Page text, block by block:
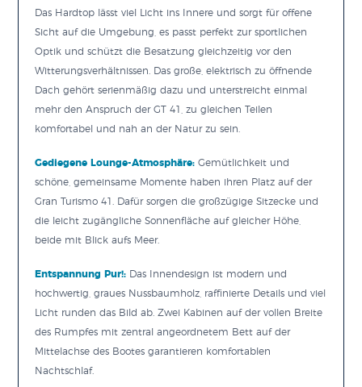
Das Hardtop lässt viel Licht ins Innere und sorgt für offene
Sicht auf die Umgebung, es passt perfekt zur sportlichen
Optik und schützt die Besatzung gleichzeitig vor den
Witterungsverhältnissen. Das große, elektrisch zu öffnende
Dach gehört serienmäßig dazu und unterstreicht einmal
mehr den Anspruch der GT 41, zu gleichen Teilen
komfortabel und nah an der Natur zu sein.
Gediegene Lounge-Atmosphäre: Gemütlichkeit und
schöne, gemeinsame Momente haben ihren Platz auf der
Gran Turismo 41. Dafür sorgen die großzügige Sitzecke und
die leicht zugängliche Sonnenfläche auf gleicher Höhe,
beide mit Blick aufs Meer.
Entspannung Pur!: Das Innendesign ist modern und
hochwertig, graues Nussbaumholz, raffinierte Details und viel
Licht runden das Bild ab. Zwei Kabinen auf der vollen Breite
des Rumpfes mit zentral angeordnetem Bett auf der
Mittelachse des Bootes garantieren komfortablen
Nachtschlaf.